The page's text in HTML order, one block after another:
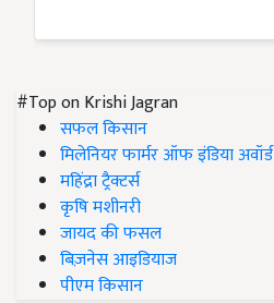
#Top on Krishi Jagran
सफल किसान
मिलेनियर फार्मर ऑफ इंडिया अवॉर्ड
महिंद्रा ट्रैक्टर्स
कृषि मशीनरी
जायद की फसल
बिज़नेस आइडियाज
पीएम किसान